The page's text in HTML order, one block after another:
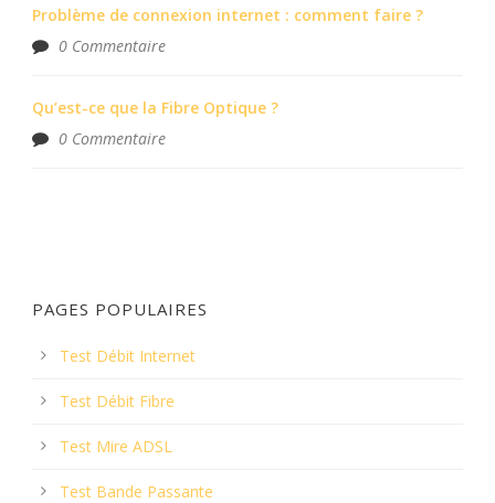
Problème de connexion internet : comment faire ?
0 Commentaire
Qu’est-ce que la Fibre Optique ?
0 Commentaire
PAGES POPULAIRES
Test Débit Internet
Test Débit Fibre
Test Mire ADSL
Test Bande Passante